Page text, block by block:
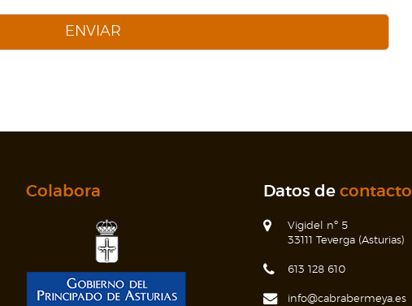
ENVIAR
Colabora Datos de contacto
Vigidel nº 5
33111 Teverga (Asturias)
613 128 610
info@cabrabermeya.es